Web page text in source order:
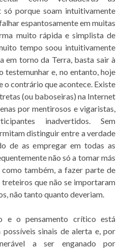
só porque soam intuitivamente
espantosamente em muitas
muito rápida e simplista de
tempo soou intuitivamente
em torno da Terra, basta sair à
testemunhar e, no entanto, hoje
o contrário que acontece. Existe
(ou baboseiras) na Internet
por mentirosos e vigaristas,
inadvertidos. Sem
distinguir entre a verdade
de as empregar em todas as
não só a tomar más
como também, a fazer parte de
que não se importaram
não tanto quanto deveriam.
e o pensamento crítico está
sinais de alerta e, por
a ser enganado por